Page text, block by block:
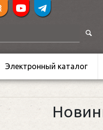
Электронный каталог